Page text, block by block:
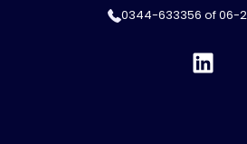
0344-633356 of06-